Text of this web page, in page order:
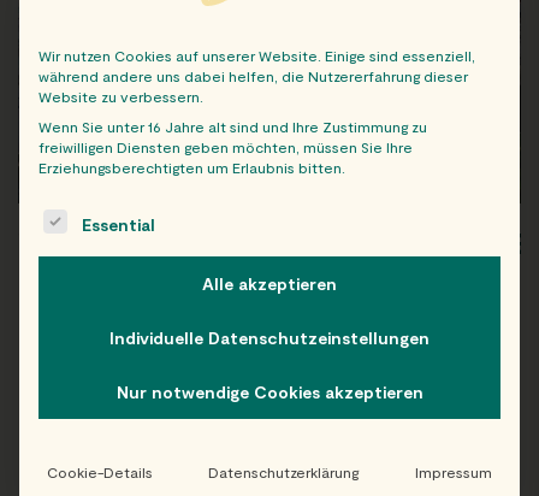
Folge uns auf Instagram!
Wir nutzen Cookies auf unserer Website. Einige sind essenziell,
während andere uns dabei helfen, die Nutzererfahrung dieser
Website zu verbessern.
Wenn Sie unter 16 Jahre alt sind und Ihre Zustimmung zu
freiwilligen Diensten geben möchten, müssen Sie Ihre
Erziehungsberechtigten um Erlaubnis bitten.
The following is a list of service groups for which consent
Essential
Alle akzeptieren
Individuelle Datenschutzeinstellungen
Nur notwendige Cookies akzeptieren
Cookie-Details Datenschutzerklärung Impressum